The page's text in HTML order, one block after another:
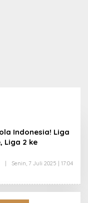
Indonesia! Liga
Liga 2 ke
Senin, 7 Juli 2025 | 17:04